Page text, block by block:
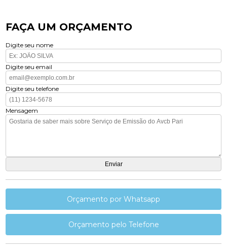
FAÇA UM ORÇAMENTO
Digite seu nome
Digite seu email
Digite seu telefone
Mensagem
Orçamento por Whatsapp
Orçamento pelo Telefone